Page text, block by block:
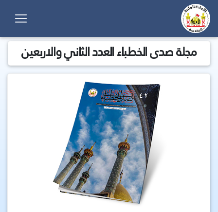
مجلة صدى الخطباء العدد الثاني والاربعين